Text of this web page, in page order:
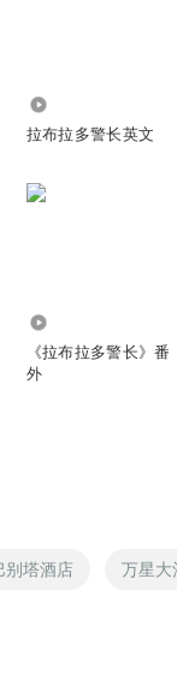
拉布拉多警长英文
《拉布拉多警长》番
外
别塔酒店 万星大酒